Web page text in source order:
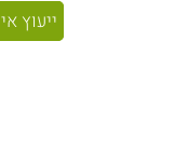
ייעוץ